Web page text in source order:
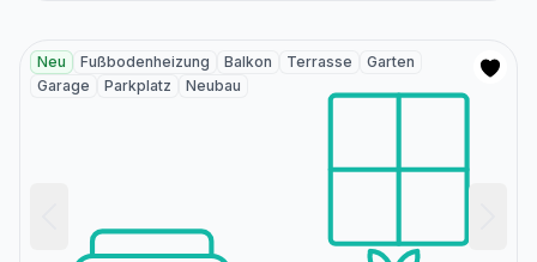
Neu Fußbodenheizung Balkon Terrasse
Garten
Garage
Parkplatz Neubau